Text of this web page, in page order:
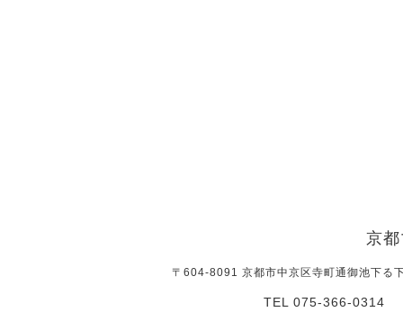
京
〒604-8091 京都市中京区寺町通御池下る
TEL 075-366-0314